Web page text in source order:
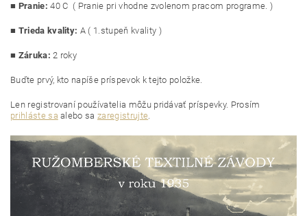
■ Pranie: 40 C ( Pranie pri vhodne zvolenom pracom programe. )
■ Trieda kvality: A ( 1.stupeň kvality )
■ Záruka: 2 roky
Buďte prvý, kto napíše príspevok k tejto položke.
Len registrovaní používatelia môžu pridávať príspevky. Prosím
prihláste sa alebo sazaregistrujte.